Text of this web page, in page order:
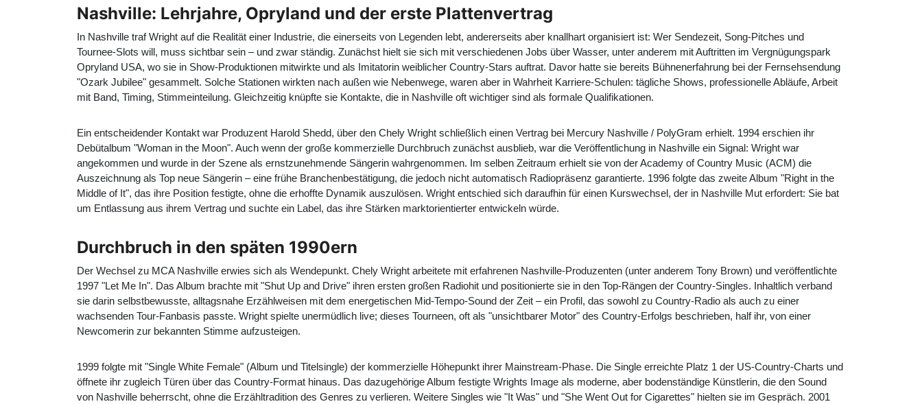
Nashville: Lehrjahre, Opryland und der erste Plattenvertrag
In Nashville traf Wright auf die Realität einer Industrie, die einerseits von Legenden lebt, andererseits aber knallhart organisiert ist: Wer Sendezeit, Song-Pitches und
Tournee-Slots will, muss sichtbar sein – und zwar ständig. Zunächst hielt sie sich mit verschiedenen Jobs über Wasser, unter anderem mit Auftritten im Vergnügungspark
Opryland USA, wo sie in Show-Produktionen mitwirkte und als Imitatorin weiblicher Country-Stars auftrat. Davor hatte sie bereits Bühnenerfahrung bei der Fernsehsendung
"Ozark Jubilee" gesammelt. Solche Stationen wirkten nach außen wie Nebenwege, waren aber in Wahrheit Karriere-Schulen: tägliche Shows, professionelle Abläufe, Arbeit
mit Band, Timing, Stimmeinteilung. Gleichzeitig knüpfte sie Kontakte, die in Nashville oft wichtiger sind als formale Qualifikationen.
Ein entscheidender Kontakt war Produzent Harold Shedd, über den Chely Wright schließlich einen Vertrag bei Mercury Nashville / PolyGram erhielt. 1994 erschien ihr
Debütalbum "Woman in the Moon". Auch wenn der große kommerzielle Durchbruch zunächst ausblieb, war die Veröffentlichung in Nashville ein Signal: Wright war
angekommen und wurde in der Szene als ernstzunehmende Sängerin wahrgenommen. Im selben Zeitraum erhielt sie von der Academy of Country Music (ACM) die
Auszeichnung als Top neue Sängerin – eine frühe Branchenbestätigung, die jedoch nicht automatisch Radiopräsenz garantierte. 1996 folgte das zweite Album "Right in the
Middle of It", das ihre Position festigte, ohne die erhoffte Dynamik auszulösen. Wright entschied sich daraufhin für einen Kurswechsel, der in Nashville Mut erfordert: Sie bat
um Entlassung aus ihrem Vertrag und suchte ein Label, das ihre Stärken marktorientierter entwickeln würde.
Durchbruch in den späten 1990ern
Der Wechsel zu MCA Nashville erwies sich als Wendepunkt. Chely Wright arbeitete mit erfahrenen Nashville-Produzenten (unter anderem Tony Brown) und veröffentlichte
1997 "Let Me In". Das Album brachte mit "Shut Up and Drive" ihren ersten großen Radiohit und positionierte sie in den Top-Rängen der Country-Singles. Inhaltlich verband
sie darin selbstbewusste, alltagsnahe Erzählweisen mit dem energetischen Mid-Tempo-Sound der Zeit – ein Profil, das sowohl zu Country-Radio als auch zu einer
wachsenden Tour-Fanbasis passte. Wright spielte unermüdlich live; dieses Tourneen, oft als "unsichtbarer Motor" des Country-Erfolgs beschrieben, half ihr, von einer
Newcomerin zur bekannten Stimme aufzusteigen.
1999 folgte mit "Single White Female" (Album und Titelsingle) der kommerzielle Höhepunkt ihrer Mainstream-Phase. Die Single erreichte Platz 1 der US-Country-Charts und
öffnete ihr zugleich Türen über das Country-Format hinaus. Das dazugehörige Album festigte Wrights Image als moderne, aber bodenständige Künstlerin, die den Sound
von Nashville beherrscht, ohne die Erzähltradition des Genres zu verlieren. Weitere Singles wie "It Was" und "She Went Out for Cigarettes" hielten sie im Gespräch. 2001